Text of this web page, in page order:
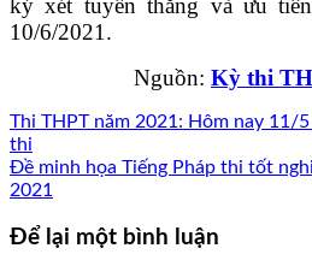
10/6/2021.
Nguồn: Kỳ thi
Thi THPT năm 2021: Hôm nay 11/
thi
Đề minh họa Tiếng Pháp thi tốt
2021
Để lại một bình luận